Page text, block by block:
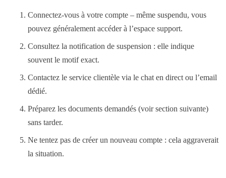
Connectez-vous à votre compte – même suspendu, vous
pouvez généralement accéder à l’espace support.
Consultez la notification de suspension : elle indique
souvent le motif exact.
Contactez le service clientèle via le chat en direct ou l’email
dédié.
Préparez les documents demandés (voir section suivante)
sans tarder.
Ne tentez pas de créer un nouveau compte : cela aggraverait
la situation.